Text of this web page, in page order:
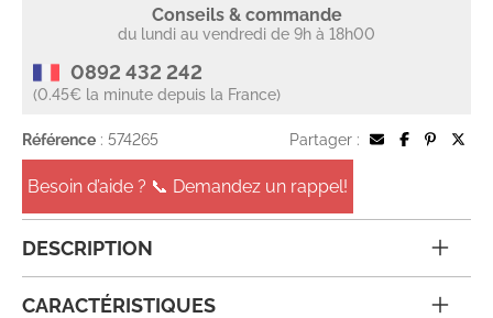
Conseils & commande
du lundi au vendredi de 9h à 18h00
0892 432 242
(0.45€ la minute depuis la France)
Référence : 574265 Partager :
Besoin d’aide ? 📞 Demandez un rappel!
DESCRIPTION
CARACTÉRISTIQUES